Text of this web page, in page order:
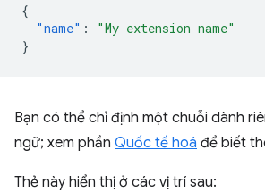
{
"name" :
"My extension name"
}
Bạn có thể chỉ định một chuỗi dành
ngữ; xem phần Quốc tế hoá để biết
Thẻ này hiển thị ở các vị trí sau: